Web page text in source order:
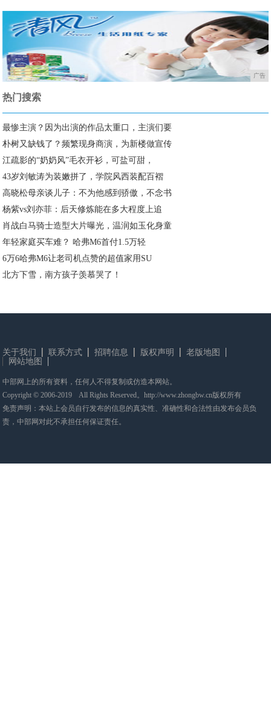
广告
热门搜索
最惨主演？因为出演的作品太重口，主演们要
朴树又缺钱了？频繁现身商演，为新楼做宣传
​江疏影的“奶奶风”毛衣开衫，可盐可甜，
43岁刘敏涛为装嫩拼了，学院风西装配百褶
高晓松母亲谈儿子：不为他感到骄傲，不念书
杨紫vs刘亦菲：后天修炼能在多大程度上追
肖战白马骑士造型大片曝光，温润如玉化身童
年轻家庭买车难？ 哈弗M6首付1.5万轻
6万6哈弗M6让老司机点赞的超值家用SU
北方下雪，南方孩子羡慕哭了！
关于我们 联系方式 招聘信息 版权声明
老版地图
网站地图
中部网上的所有资料，任何人不得复制或仿造本网站。
Copyright © 2006-2019 All Rights Reserved。http://www.zhongbw.cn版权所有
免责声明：本站上会员自行发布的信息的真实性、准确性和合法性由发布会员负
责，中部网对此不承担任何保证责任。